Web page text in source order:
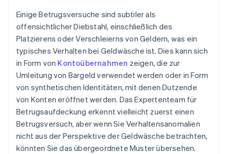
Einige Betrugsversuche sind subtiler als
offensichtlicher Diebstahl, einschließlich des
Platzierens oder Verschleierns von Geldern, was ein
typisches Verhalten bei Geldwäsche ist. Dies kann sich
in Form von Kontoübernahmen zeigen, die zur
Umleitung von Bargeld verwendet werden oder in Form
von synthetischen Identitäten, mit denen Dutzende
von Konten eröffnet werden. Das Expertenteam für
Betrugsaufdeckung erkennt vielleicht zuerst einen
Betrugsversuch, aber wenn Sie Verhaltensanomalien
nicht aus der Perspektive der Geldwäsche betrachten,
könnten Sie das übergeordnete Muster übersehen.